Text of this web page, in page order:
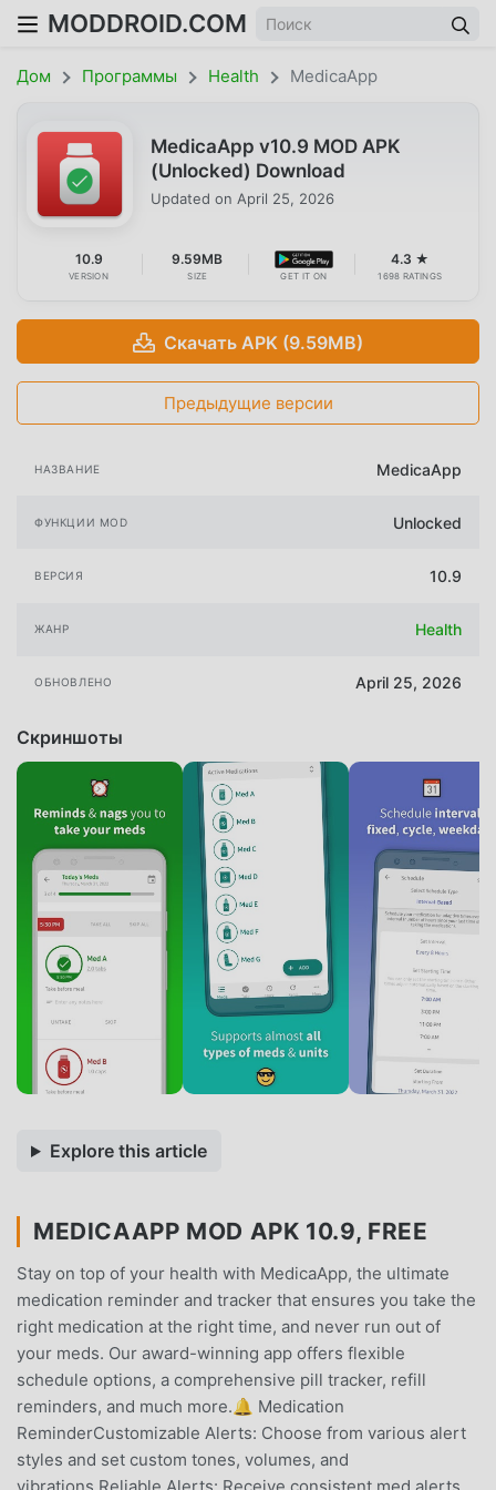
MODDROID.COM
Дом Программы Health MedicaApp
MedicaApp v10.9 MOD APK
(Unlocked) Download
Updated on April 25, 2026
10.9
VERSION
9.59MB
SIZE GET IT ON
4.3 ★
1698 RATINGS
Скачать APK (9.59MB)
Предыдущие версии
НАЗВАНИЕ MedicaApp
ФУНКЦИИ MOD Unlocked
ВЕРСИЯ 10.9
ЖАНР Health
ОБНОВЛЕНО April 25, 2026
Скриншоты
Explore this article
MEDICAAPP MOD APK 10.9, FREE
Stay on top of your health with MedicaApp, the ultimate
medication reminder and tracker that ensures you take the
right medication at the right time, and never run out of
your meds. Our award-winning app offers flexible
schedule options, a comprehensive pill tracker, refill
reminders, and much more.🔔 Medication
ReminderCustomizable Alerts: Choose from various alert
styles and set custom tones, volumes, and